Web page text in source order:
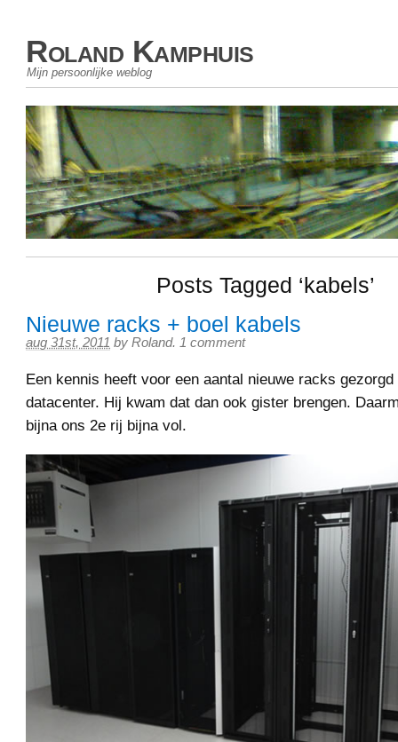
Roland Kamphuis
Mijn persoonlijke weblog
Posts Tagged ‘kabels’
Nieuwe racks + boel kabels
aug 31st, 2011 by Roland. 1 comment
Een kennis heeft voor een aantal nieuwe racks
datacenter. Hij kwam dat dan ook gister brengen.
bijna ons 2e rij bijna vol.